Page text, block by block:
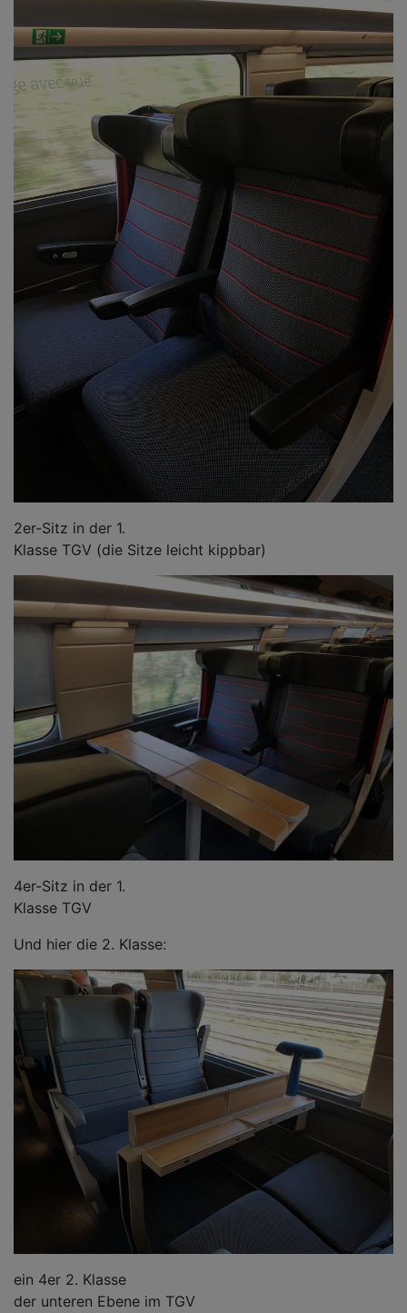
2er-Sitz in der 1.
Klasse TGV (die Sitze leicht kippbar)
4er-Sitz in der 1.
Klasse TGV
Und hier die 2. Klasse:
ein 4er 2. Klasse
der unteren Ebene im TGV